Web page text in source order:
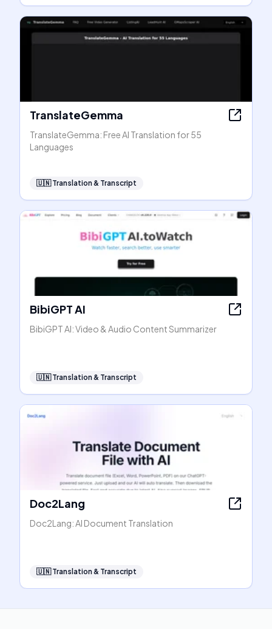
TranslateGemma
TranslateGemma: Free AI Translation for 55
Languages
🇺🇳 Translation & Transcript
BibiGPT AI
BibiGPT AI: Video & Audio Content Summarizer
🇺🇳 Translation & Transcript
Doc2Lang
Doc2Lang: AI Document Translation
🇺🇳 Translation & Transcript